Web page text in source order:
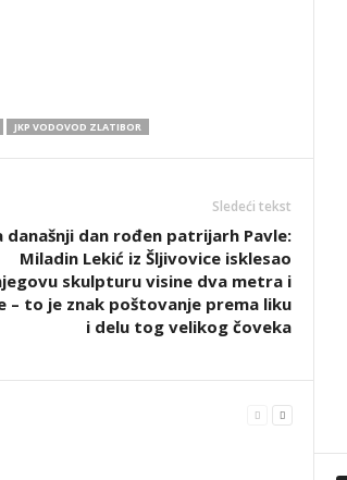
JKP VODOVOD ZLATIBOR
Sledeći tekst
današnji dan rođen patrijarh Pavle:
Miladin Lekić iz Šljivovice isklesao
skulpturu visine dva metra i
– to je znak poštovanje prema liku
i delu tog velikog čoveka